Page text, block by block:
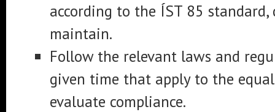
according to the ÍST 85 standard,
maintain.
Follow the relevant laws and
given time that apply to the
evaluate compliance.